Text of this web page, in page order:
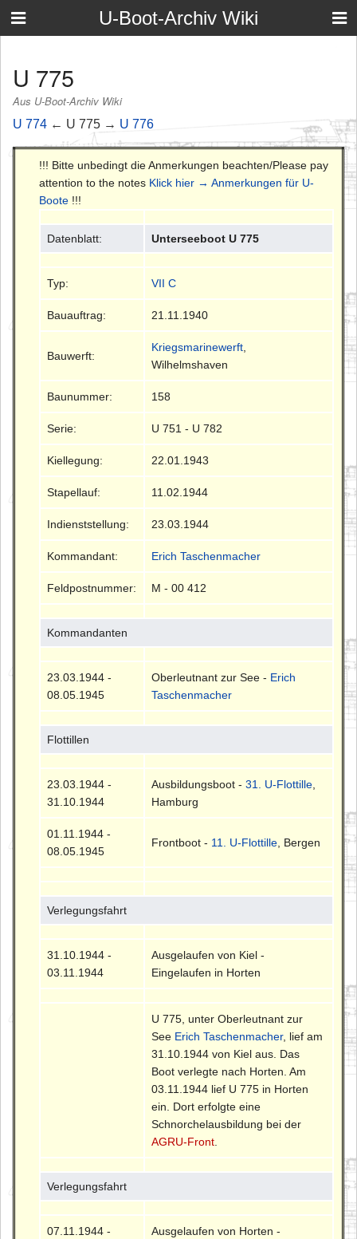
U-Boot-Archiv Wiki
U 775
Aus U-Boot-Archiv Wiki
U 774 ← U 775 → U 776
!!! Bitte unbedingt die Anmerkungen beachten/Please pay
attention to the notes Klick hier → Anmerkungen für U-
Boote !!!
Datenblatt: Unterseeboot U 775
Typ: VII C
Bauauftrag: 21.11.1940
Bauwerft:
Kriegsmarinewerft
Wilhelmshaven
Baunummer: 158
Serie: U 751 - U 782
Kiellegung: 22.01.1943
Stapellauf: 11.02.1944
Indienststellung: 23.03.1944
Kommandant: Erich Taschenmacher
Feldpostnummer: M - 00 412
Kommandanten
23.03.1944 -
08.05.1945
Oberleutnant zur See - Erich
Taschenmacher
Flottillen
23.03.1944 -
31.10.1944
Ausbildungsboot -31. U-Flottille
Hamburg
01.11.1944 -
08.05.1945
Frontboot - 11. U-Flottille , Bergen
Verlegungsfahrt
31.10.1944 -
03.11.1944
Ausgelaufen von Kiel -
Eingelaufen in Horten
U 775, unter Oberleutnant zur
See Erich Taschenmacher, lief am
31.10.1944 von Kiel aus. Das
Boot verlegte nach Horten. Am
03.11.1944 lief U 775 in Horten
ein. Dort erfolgte eine
Schnorchelausbildung bei der
AGRU-Front
Verlegungsfahrt
07.11.1944 -
Ausgelaufen von Horten -